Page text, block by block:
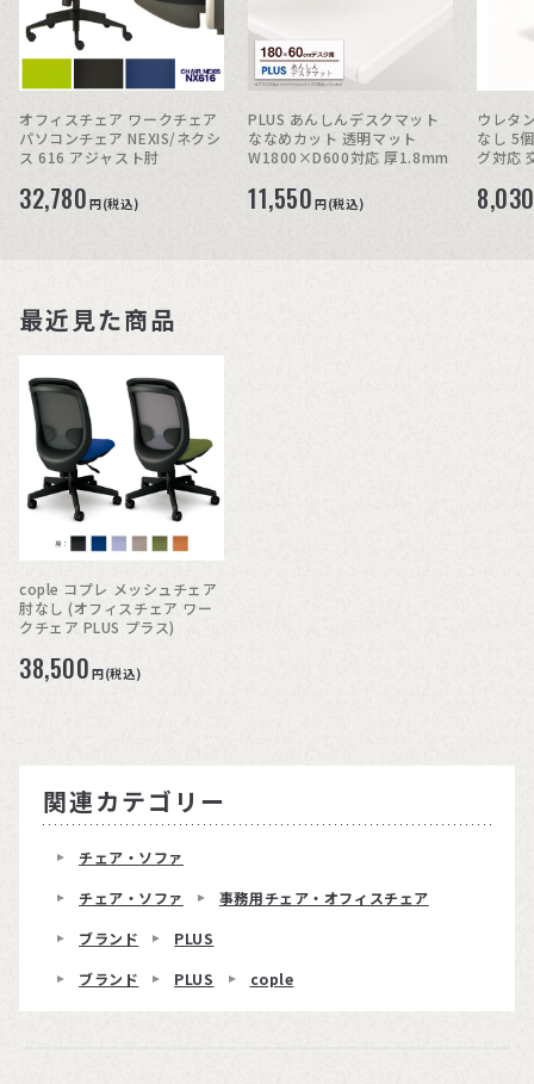
オフィスチェア ワークチェア
パソコンチェア NEXIS/ネクシ
ス 616 アジャスト肘
32,780 円(税込)
PLUS あんしんデスクマット
ななめカット 透明マット
W1800×D600対応 厚1.8mm
11,550 円(税込)
ウレタ
なし 5
グ対応
8,030
最近見た商品
cople コプレ メッシュチェア
肘なし (オフィスチェア ワー
クチェア PLUS プラス)
38,500 円(税込)
関連カテゴリー
チェア・ソファ
チェア・ソファ
事務用チェア・オフィスチェア
ブランド
PLUS
ブランド
PLUS cople